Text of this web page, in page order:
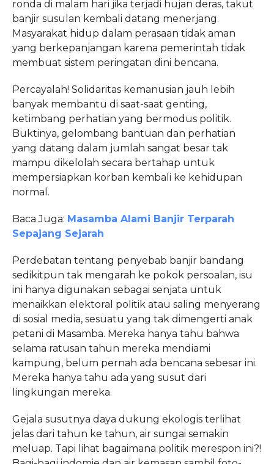
ronda di malam hari jika terjadi hujan deras, takut
banjir susulan kembali datang menerjang.
Masyarakat hidup dalam perasaan tidak aman
yang berkepanjangan karena pemerintah tidak
membuat sistem peringatan dini bencana.
Percayalah! Solidaritas kemanusian jauh lebih
banyak membantu di saat-saat genting,
ketimbang perhatian yang bermodus politik.
Buktinya, gelombang bantuan dan perhatian
yang datang dalam jumlah sangat besar tak
mampu dikelolah secara bertahap untuk
mempersiapkan korban kembali ke kehidupan
normal.
Baca Juga: Masamba Alami Banjir Terparah
Sepajang Sejarah
Perdebatan tentang penyebab banjir bandang
sedikitpun tak mengarah ke pokok persoalan, isu
ini hanya digunakan sebagai senjata untuk
menaikkan elektoral politik atau saling menyerang
di sosial media, sesuatu yang tak dimengerti anak
petani di Masamba. Mereka hanya tahu bahwa
selama ratusan tahun mereka mendiami
kampung, belum pernah ada bencana sebesar ini.
Mereka hanya tahu ada yang susut dari
lingkungan mereka.
Gejala susutnya daya dukung ekologis terlihat
jelas dari tahun ke tahun, air sungai semakin
meluap. Tapi lihat bagaimana politik merespon ini?!